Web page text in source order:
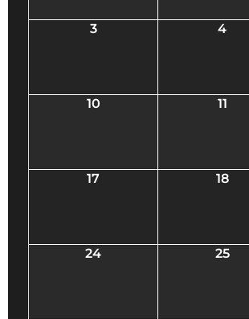
3 4
10 11
17 18
24 25